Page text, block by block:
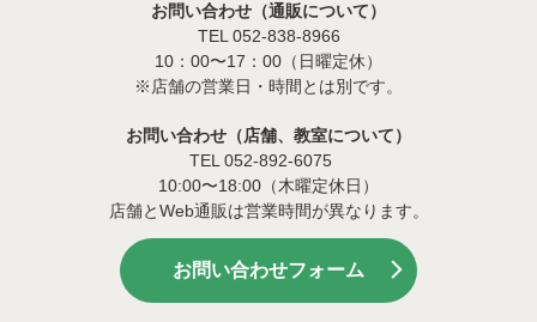
お問い合わせ（通販について）
TEL 052-838-8966
10：00〜17：00（日曜定休）
※店舗の営業日・時間とは別です。
お問い合わせ（店舗、教室について）
TEL 052-892-6075
10:00〜18:00（木曜定休日）
店舗とWeb通販は営業時間が異なります。
お問い合わせフォーム